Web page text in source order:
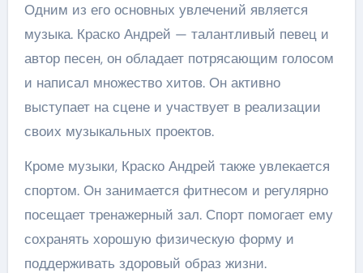
Одним из его основных увлечений является
музыка. Краско Андрей — талантливый певец и
автор песен, он обладает потрясающим голосом
и написал множество хитов. Он активно
выступает на сцене и участвует в реализации
своих музыкальных проектов.
Кроме музыки, Краско Андрей также увлекается
спортом. Он занимается фитнесом и регулярно
посещает тренажерный зал. Спорт помогает ему
сохранять хорошую физическую форму и
поддерживать здоровый образ жизни.